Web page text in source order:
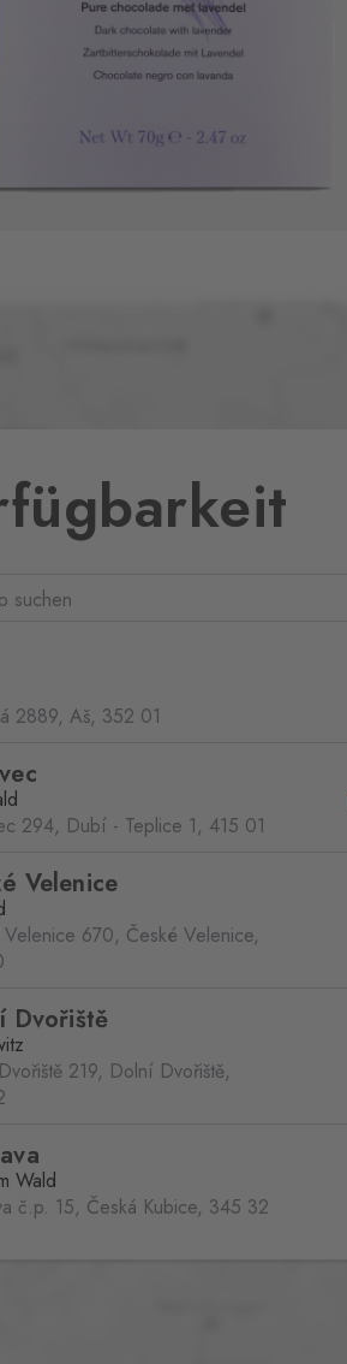
2889, Aš, 352 01
294, Dubí - Teplice 1, 415 01
Velenice
Velenice 670, České Velenice,
Dvořiště
219, Dolní Dvořiště,
Wald
č.p. 15, Česká Kubice, 345 32